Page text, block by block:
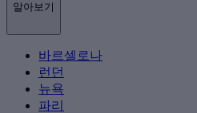
알아보기
바르셀로나
런던
뉴욕
파리